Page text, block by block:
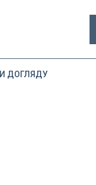
ДОГЛЯДУ